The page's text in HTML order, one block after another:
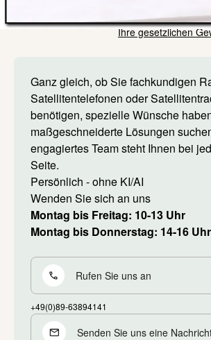
Ihre gesetzlichen
Ganz gleich, ob Sie fachkundigen
Satellitentelefonen oder
benötigen, spezielle Wünsche
maßgeschneiderte Lösungen
engagiertes Team steht Ihnen bei
Seite.
Persönlich - ohne KI/AI
Wenden Sie sich an uns
Montag bis Freitag: 10-13 Uhr
Montag bis Donnerstag: 14-16 Uhr
Rufen Sie uns an
+49(0)89-63894141
Senden Sie uns eine